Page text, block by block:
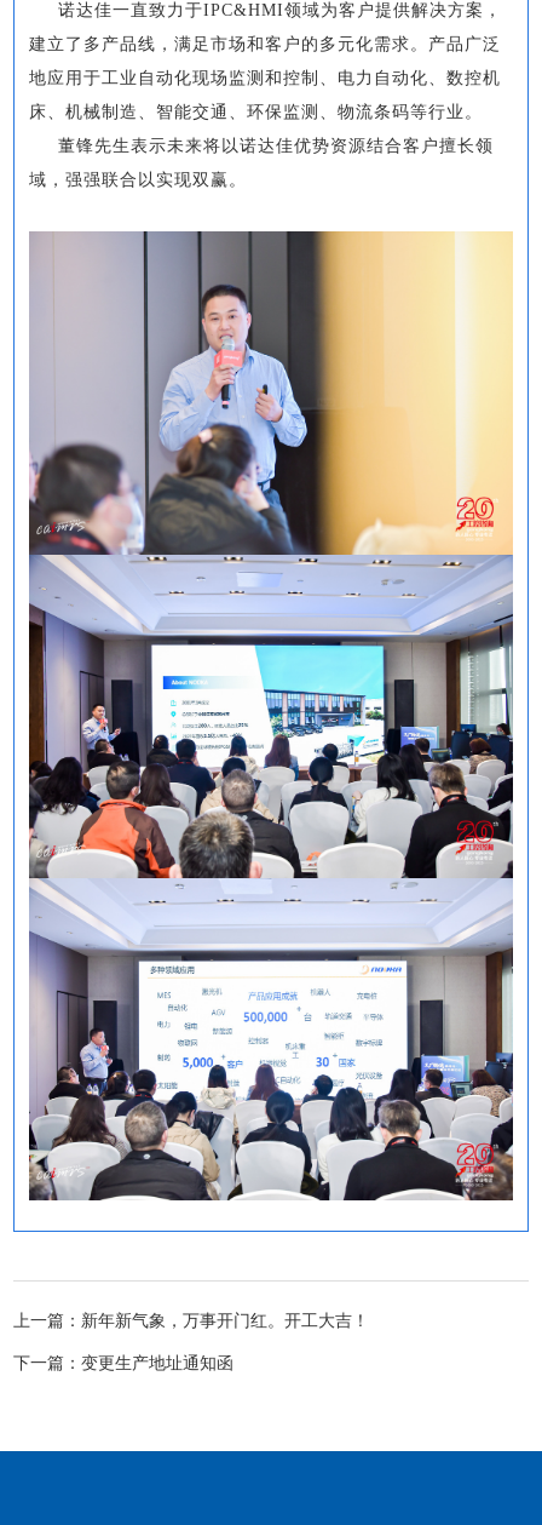
诺达佳一直致力于IPC&HMI领域为客户提供解决方案，
建立了多产品线，满足市场和客户的多元化需求。产品广泛
地应用于工业自动化现场监测和控制、电力自动化、数控机
床、机械制造、智能交通、环保监测、物流条码等行业。
董锋先生表示未来将以诺达佳优势资源结合客户擅长领
域，强强联合以实现双赢。
上一篇：新年新气象，万事开门红。开工大吉！
下一篇：变更生产地址通知函